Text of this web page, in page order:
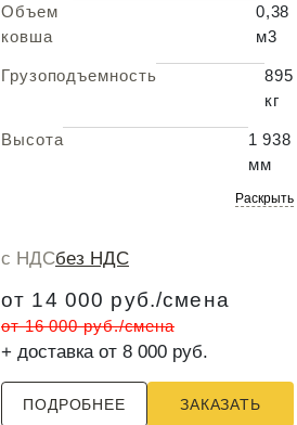
Объем
ковша
0,38
м3
Грузоподъемность
895
кг
Высота
1 938
мм
Раскрыть
с НДСбез НДС
от 14 000 руб./смена
от 16 000 руб./смена
+ доставка от 8 000 руб.
ПОДРОБНЕЕ ЗАКАЗАТЬ